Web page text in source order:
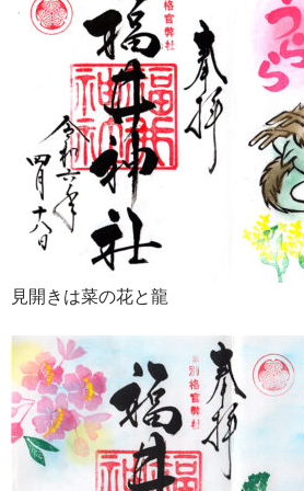
見開きは菜の花と龍